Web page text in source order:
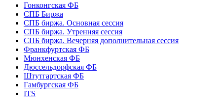
Гонконгская ФБ
СПБ Биржа
СПБ биржа. Основная сессия
СПБ биржа. Утренняя сессия
СПБ биржа. Вечерняя дополнительная сессия
Франкфуртская ФБ
Мюнхенская ФБ
Дюссельдорфская ФБ
Штутгартская ФБ
Гамбургская ФБ
ITS